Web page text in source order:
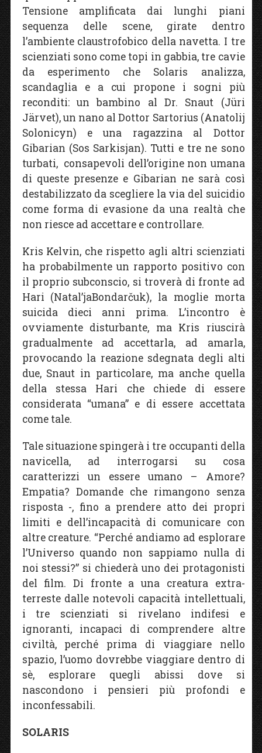
Tensione amplificata dai lunghi piani
sequenza delle scene, girate dentro
l’ambiente claustrofobico della navetta. I tre
scienziati sono come topi in gabbia, tre cavie
da esperimento che Solaris analizza,
scandaglia e a cui propone i sogni più
reconditi: un bambino al Dr. Snaut (Jüri
Järvet), un nano al Dottor Sartorius (Anatolij
Solonicyn) e una ragazzina al Dottor
Gibarian (Sos Sarkisjan). Tutti e tre ne sono
turbati, consapevoli dell’origine non umana
di queste presenze e Gibarian ne sarà così
destabilizzato da scegliere la via del suicidio
come forma di evasione da una realtà che
non riesce ad accettare e controllare.
Kris Kelvin, che rispetto agli altri scienziati
ha probabilmente un rapporto positivo con
il proprio subconscio, si troverà di fronte ad
Hari (Natal’jaBondarčuk), la moglie morta
suicida dieci anni prima. L’incontro è
ovviamente disturbante, ma Kris riuscirà
gradualmente ad accettarla, ad amarla,
provocando la reazione sdegnata degli alti
due, Snaut in particolare, ma anche quella
della stessa Hari che chiede di essere
considerata “umana” e di essere accettata
come tale.
Tale situazione spingerà i tre occupanti della
navicella, ad interrogarsi su cosa
caratterizzi un essere umano – Amore?
Empatia? Domande che rimangono senza
risposta -, fino a prendere atto dei propri
limiti e dell’incapacità di comunicare con
altre creature. “Perché andiamo ad esplorare
l’Universo quando non sappiamo nulla di
noi stessi?” si chiederà uno dei protagonisti
del film. Di fronte a una creatura extra-
terreste dalle notevoli capacità intellettuali,
i tre scienziati si rivelano indifesi e
ignoranti, incapaci di comprendere altre
civiltà, perché prima di viaggiare nello
spazio, l’uomo dovrebbe viaggiare dentro di
sè, esplorare quegli abissi dove si
nascondono i pensieri più profondi e
inconfessabili.
SOLARIS